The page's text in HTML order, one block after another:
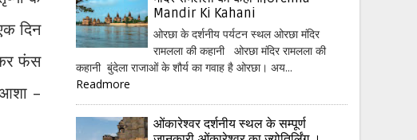
दिन
फंस
–
Mandir Ki Kahani
ओरछा के दर्शनीय पर्यटन स्थल ओरछा मंदिर
रामलला की कहानी ओरछा मंदिर रामलला की
कहानी बुंदेला राजाओं के शौर्य का गवाह है ओरछा। अय...
Readmore
ओंकारेश्वर दर्शनीय स्थल के सम्पूर्ण